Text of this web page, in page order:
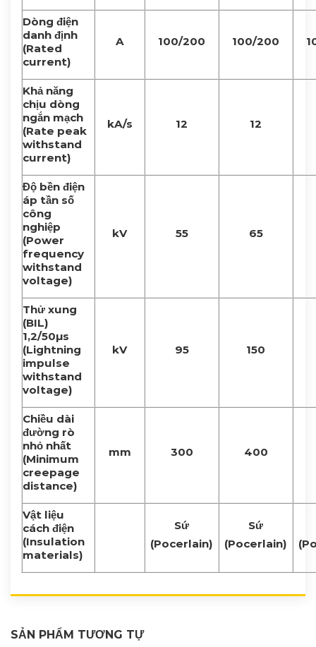
Dòng điện
danh định
(Rated
current)
A 100/200 100/200
Khả năng
chịu dòng
ngắn mạch
(Rate peak
withstand
current)
kA/s 12 12
Độ bền điện
áp tần số
công
nghiệp
(Power
frequency
withstand
voltage)
kV 55 65
Thử xung
(BIL)
1,2/50µs
(Lightning
impulse
withstand
voltage)
kV 95 150
Chiều dài
đường rò
nhỏ nhất
(Minimum
creepage
distance)
mm 300 400
Vật liệu
cách điện
(Insulation
materials)
Sứ
(Pocerlain)
Sứ
(Pocerlain)
SẢN PHẨM TƯƠNG TỰ